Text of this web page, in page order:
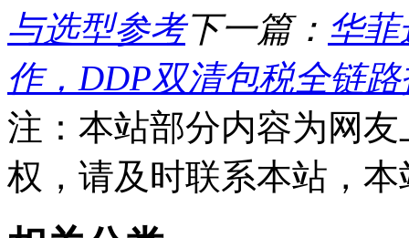
与选型参考下一篇： 华
作，DDP双清包税全链
注：本站部分内容为网
权，请及时联系本站，